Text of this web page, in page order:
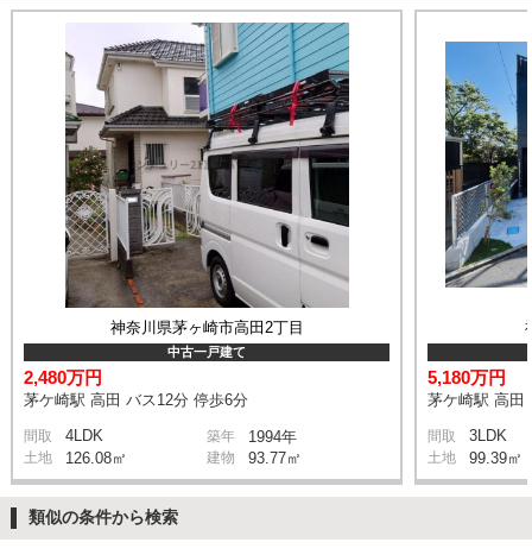
神奈川県茅ヶ崎市高田2丁目
中古一戸建て
2,480万円
茅ケ崎駅 高田 バス12分 停歩6分
間取 4LDK 築年 1994年
土地 126.08㎡ 建物 93.77㎡
5,180万円
茅ケ崎駅 高田
間取 3LDK
土地 99.39㎡
類似の条件から検索